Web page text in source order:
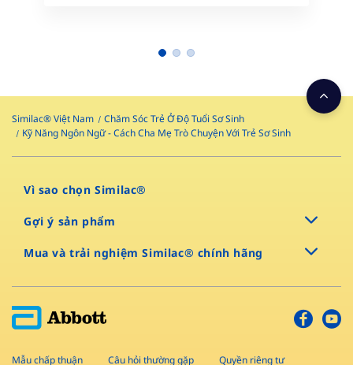
Similac® Việt Nam
Chăm Sóc Trẻ Ở Độ Tuổi Sơ Sinh
Kỹ Năng Ngôn Ngữ - Cách Cha Mẹ Trò Chuyện Với Trẻ Sơ Sinh
Vì sao chọn Similac®
Gợi ý sản phẩm
Mua và trải nghiệm Similac® chính hãng
Mẫu chấp thuận Câu hỏi thường gặp Quyền riêng tư